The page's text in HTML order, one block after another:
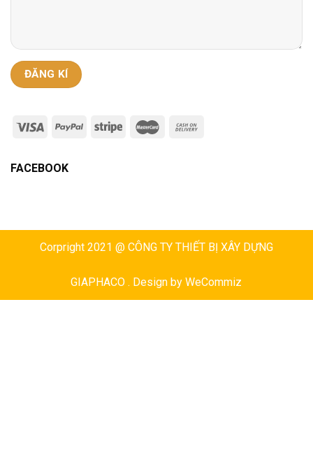
FACEBOOK
Corpright 2021 @ CÔNG TY THIẾT BỊ XÂY DỰNG
GIAPHACO . Design byWeCommiz